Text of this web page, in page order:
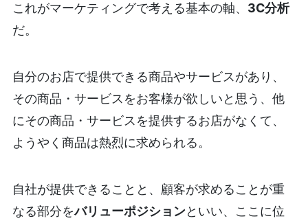
これがマーケティングで考える基本の軸、 3C分析
だ。
自分のお店で提供できる商品やサービスがあり、
その商品・サービスをお客様が欲しいと思う、他
にその商品・サービスを提供するお店がなくて、
ようやく商品は熱烈に求められる。
自社が提供できることと、顧客が求めることが重
なる部分をバリューポジションといい、ここに位